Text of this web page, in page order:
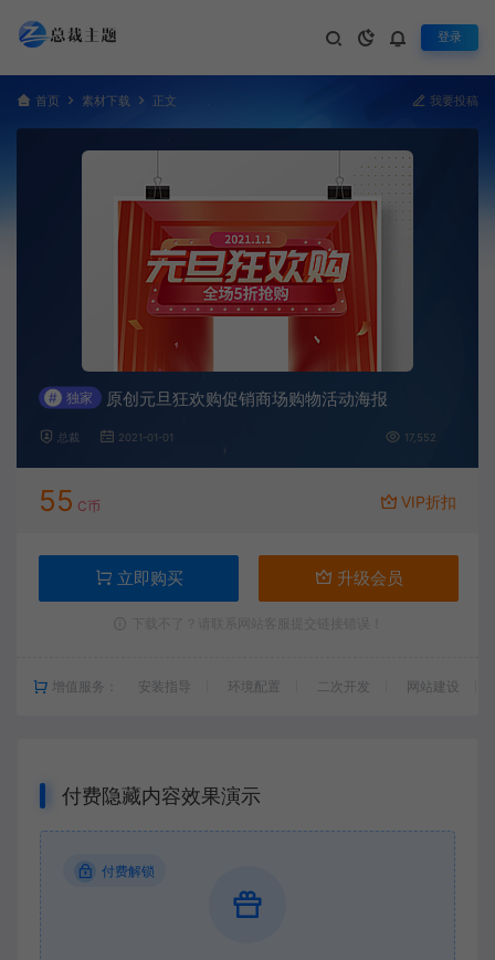
登录
首页 素材下载 正文 我要投稿
# 独家 原创元旦狂欢购促销商场购物活动海报
总裁 2021-01-01 17,552
55 C币 VIP折扣
立即购买 升级会员
增值服务： 安装指导 环境配置 二次开发 网站建设
付费隐藏内容效果演示
付费解锁